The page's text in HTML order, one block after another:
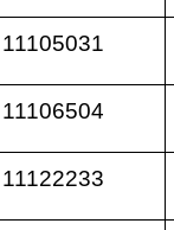
11105031
11106504
11122233